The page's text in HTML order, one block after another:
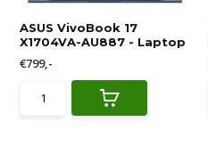
ASUS VivoBook 17
X1704VA-AU887 - Laptop
€799,-